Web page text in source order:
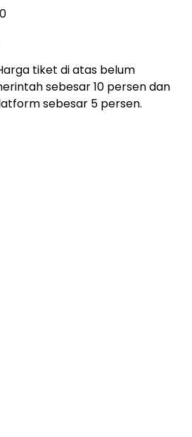
tiket di atas belum
sebesar 10 persen dan
sebesar 5 persen.